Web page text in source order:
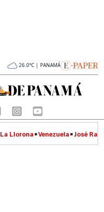
26.0°C | PANAMÁ
La Llorona Venezuela José